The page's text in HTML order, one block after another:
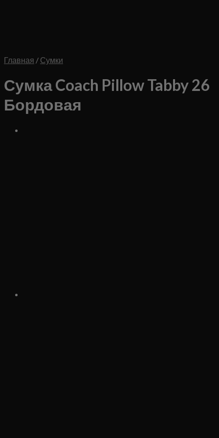
Главная / Сумки
Сумка Coach Pillow Tabby 26
Бордовая